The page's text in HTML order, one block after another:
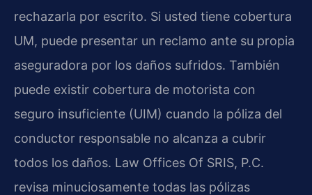
rechazarla por escrito. Si usted tiene cobertura
UM, puede presentar un reclamo ante su propia
aseguradora por los daños sufridos. También
puede existir cobertura de motorista con
seguro insuficiente (UIM) cuando la póliza del
conductor responsable no alcanza a cubrir
todos los daños. Law Offices Of SRIS, P.C.
revisa minuciosamente todas las pólizas